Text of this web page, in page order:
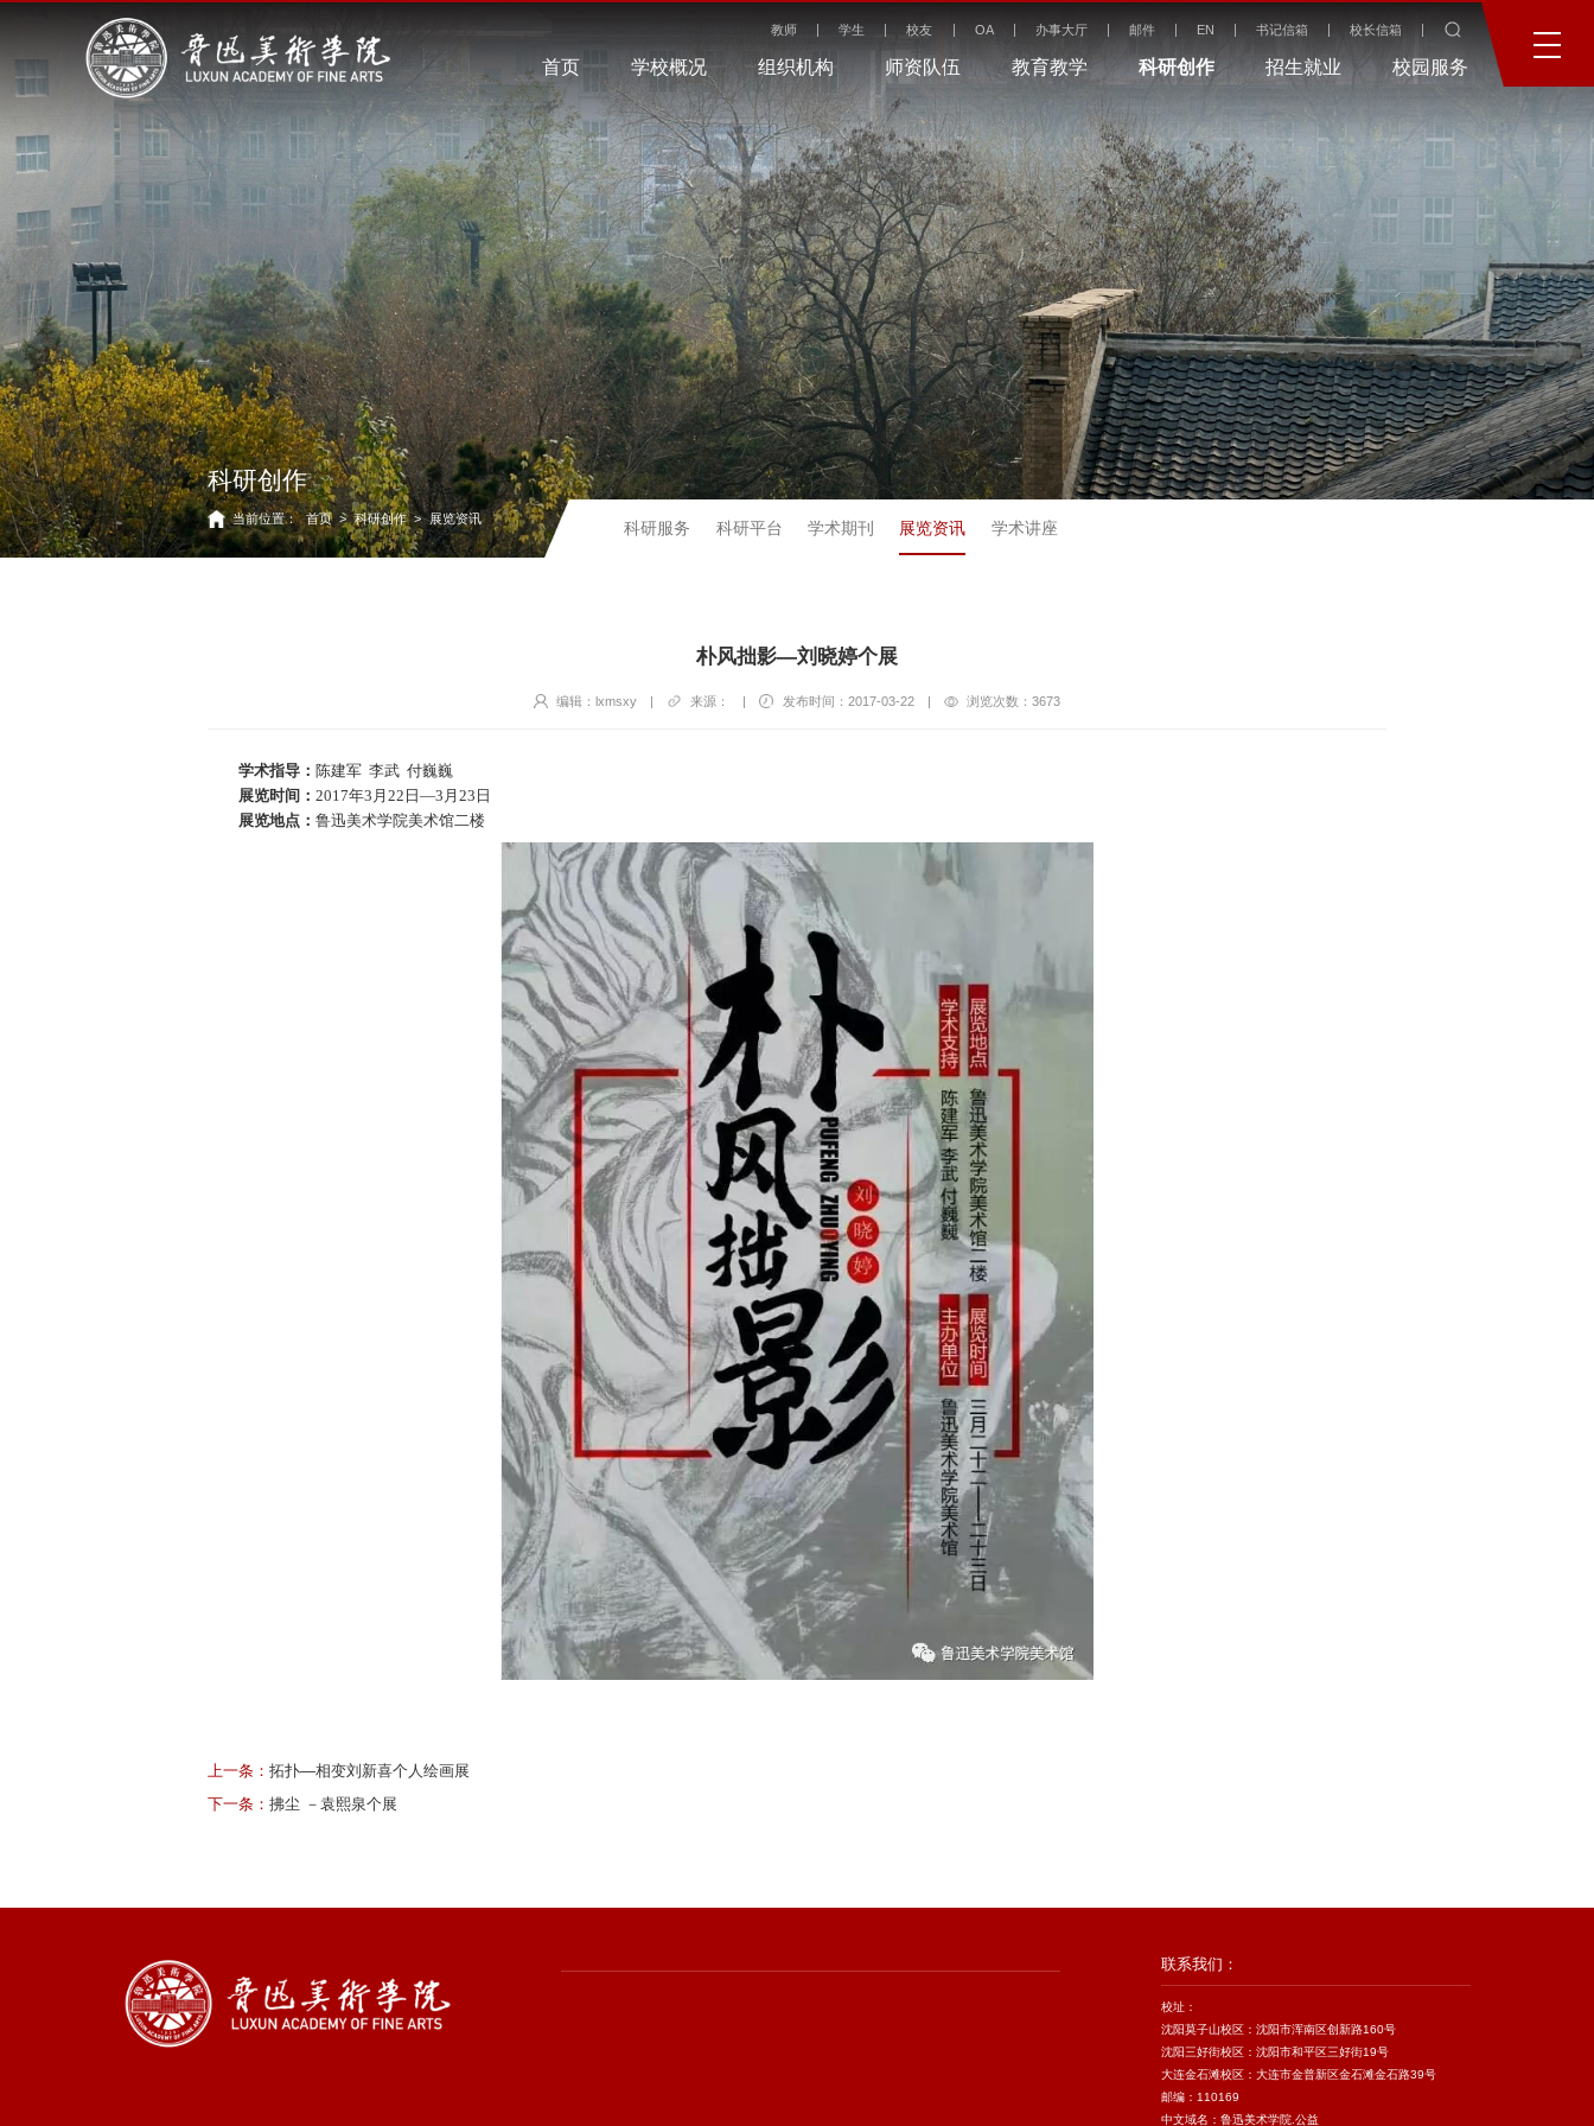
教师 学生 校友 OA 办事大厅 邮件 EN 书记信箱 校长信箱
首页 学校概况 组织机构 师资队伍 教育教学 科研创作 招生就业 校园服务
科研创作
当前位置： 首页 > 科研创作 > 展览资讯
科研服务 科研平台 学术期刊 展览资讯 学术讲座
朴风拙影—刘晓婷个展
编辑：lxmsxy | 来源： | 发布时间：2017-03-22 | 浏览次数：3673
学术指导： 陈建军 李武 付巍巍
展览时间： 2017年3月22日—3月23日
展览地点： 鲁迅美术学院美术馆二楼
上一条： 拓扑—相变刘新喜个人绘画展
下一条： ​拂尘 －袁熙泉个展
联系我们：
校址：
沈阳莫子山校区：沈阳市浑南区创新路160号
沈阳三好街校区：沈阳市和平区三好街19号
大连金石滩校区：大连市金普新区金石滩金石路39号
邮编：110169
中文域名：鲁迅美术学院.公益